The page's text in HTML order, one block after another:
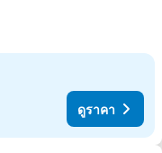
ดูราคา